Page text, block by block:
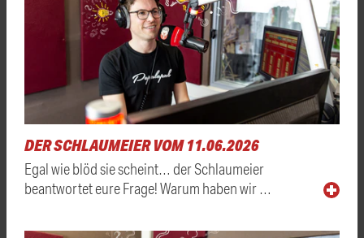
DER SCHLAUMEIER VOM 11.06.2026
Egal wie blöd sie scheint… der Schlaumeier
beantwortet eure Frage! Warum haben wir …